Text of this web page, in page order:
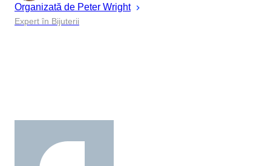
Organizată de Peter Wright
Expert în Bijuterii